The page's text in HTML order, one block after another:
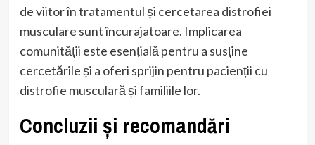
de viitor în tratamentul și cercetarea distrofiei
musculare sunt încurajatoare. Implicarea
comunității este esențială pentru a susține
cercetările și a oferi sprijin pentru pacienții cu
distrofie musculară și familiile lor.
Concluzii și recomandări